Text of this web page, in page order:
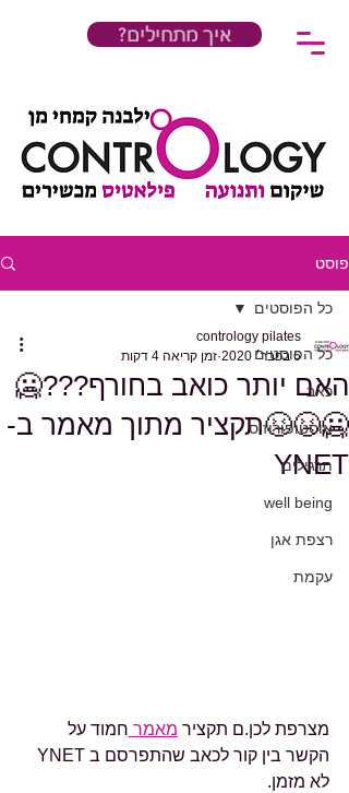
?איך מתחילים
פוסט
כל הפוסטים
כאב
אוסטופורוזיס
תרגילים
well being
רצפת אגן
עקמת
כל הפוסטים
האם יותר כואב בחורף???🥶
🥶😣😣תקציר מתוך מאמר ב-
YNET
contrology pilates
6 בפבר׳ 2020
זמן קריאה 4 דקות
מצרפת לכן.ם תקציר מאמר חמוד על
לא מזמן.